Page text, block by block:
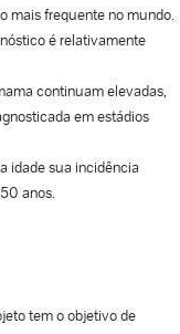
mais frequente no mundo.
é relativamente
continuam elevadas,
em estádios
idade sua incidência
anos.
tem o objetivo de